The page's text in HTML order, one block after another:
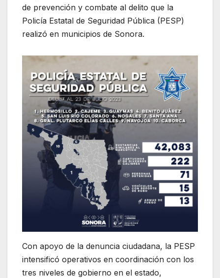
de prevención y combate al delito que la
Policía Estatal de Seguridad Pública (PESP)
realizó en municipios de Sonora.
Con apoyo de la denuncia ciudadana, la PESP
intensificó operativos en coordinación con los
tres niveles de gobierno en el estado,